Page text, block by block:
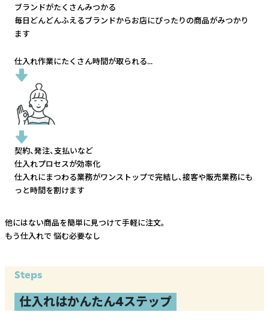
ブランドがたくさんみつかる
毎日どんどんふえるブランドからお店にぴったりの商品がみつかり
ます
仕入れ作業にたくさん時間が取られる...
契約、発注、支払いなど
仕入れプロセスが効率化
仕入れにまつわる業務がワンストップで完結し、接客や販売業務にも
っと時間を割けます
他にはない商品を簡単に見つけて手軽に注文。
もう仕入れで 悩む必要なし
Steps
仕入れはかんたん4ステップ